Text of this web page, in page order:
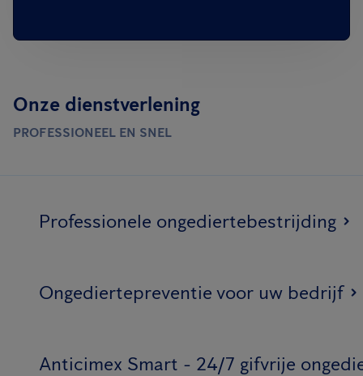
Onze dienstverlening
PROFESSIONEEL EN SNEL
Professionele ongediertebestrijding
Ongediertepreventie voor uw bedrijf
Anticimex Smart - 24/7 gifvrije